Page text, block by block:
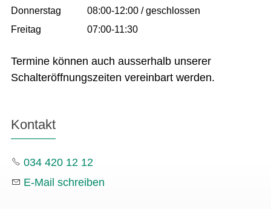
Donnerstag
08:00-12:00 / geschlossen
Freitag
07:00-11:30
Termine können auch ausserhalb unserer
Schalteröffnungszeiten vereinbart werden.
Kontakt
034 420 12 12
E-Mail schreiben